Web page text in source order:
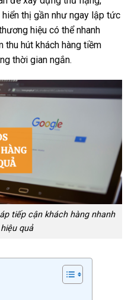
thị gần như ngay lập tức
hiệu có thể nhanh
thu hút khách hàng tiềm
thời gian ngắn.
tiếp cận khách hàng nhanh
quả